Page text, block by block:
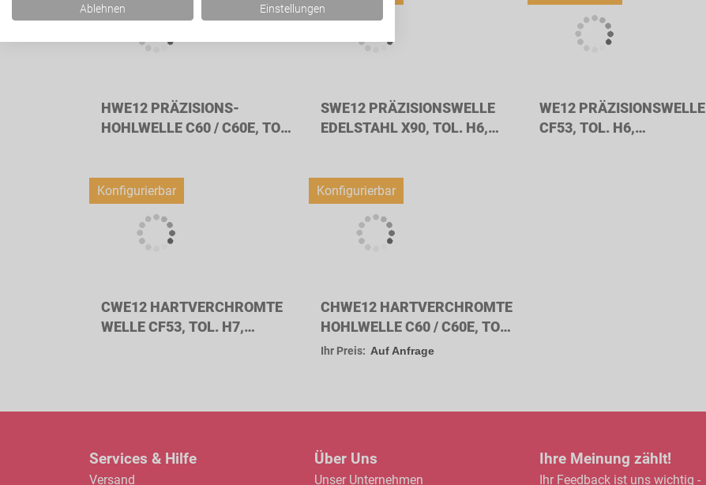
HWE12 PRÄZISIONS-
HOHLWELLE C60 / C60E, TOL.
SWE12 PRÄZISIONSWELLE
EDELSTAHL X90, TOL. H6,
WE12 PRÄZISIONSWELLE
CF53, TOL. H6,
Konfigurierbar
CWE12 HARTVERCHROMTE
WELLE CF53, TOL. H7,
Konfigurierbar
CHWE12 HARTVERCHROMTE
HOHLWELLE C60 / C60E, TOL.
H7, WELLENDURCHMESSER
Ihr Preis: Auf Anfrage
Services & Hilfe
Versand
Über Uns
Unser Unternehmen
Ihre Meinung zählt!
Ihr Feedback ist uns wichtig -
Ablehnen Einstellungen